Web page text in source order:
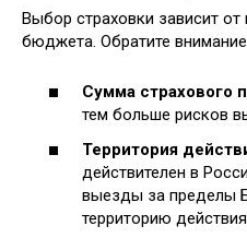
Выбор страховки зависит
бюджета. Обратите
Сумма страхового
тем больше рисков
Территория
действителен в
выезды за пределы
территорию